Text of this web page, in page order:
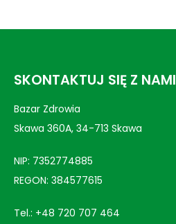
SKONTAKTUJ SIĘ Z NAMI
Bazar Zdrowia
Skawa 360A, 34-713 Skawa
NIP: 7352774885
REGON: 384577615
Tel.: +48 720 707 464